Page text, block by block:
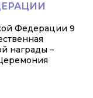
Федерации 9
награды –